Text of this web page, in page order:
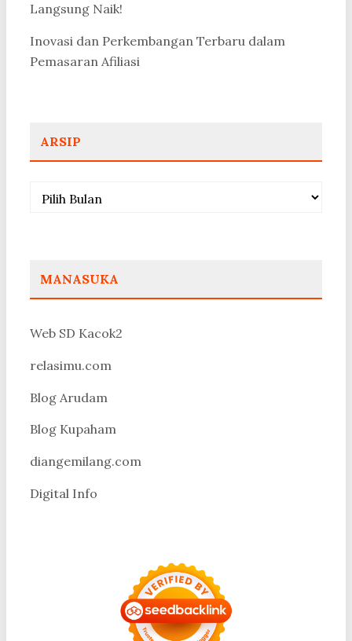
Langsung Naik!
Inovasi dan Perkembangan Terbaru dalam
Pemasaran Afiliasi
ARSIP
Arsip
MANASUKA
Web SD Kacok2
relasimu.com
Blog Arudam
Blog Kupaham
diangemilang.com
Digital Info